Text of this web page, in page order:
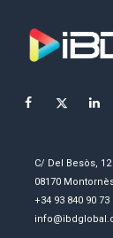
C/ Del Besòs,
08170
+34 93 840 90 73